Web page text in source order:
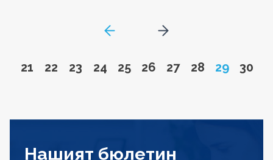
GoToPreviousPage
Go to page
21 Go to page
22 Go to page
23 Go to page
24 Go to page
25 Go to page
26 Go to page
27 Go to page
28 Page
29 Go
30
Go to next page
Нашият бюлетин